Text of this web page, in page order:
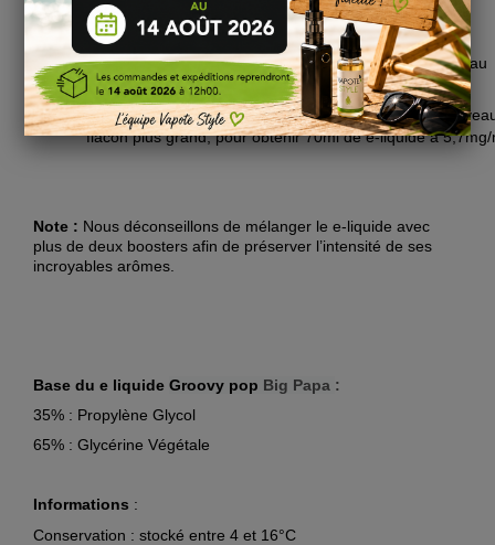
Vous pourrez alors :
· ajouter unbooster de nicotine au flacon pour obtenir au
total 60ml de e-liquide nicotiné à 3.3mg/ml,
·
mélanger le e-liquide avec deux boosters dans un
flacon plus grand, pour obtenir 70ml de e-liquide à 5,7mg/
Note : Nous déconseillons de mélanger le e-liquide avec
plus de deux boosters afin de préserver l’intensité de ses
incroyables arômes.
Base du e liquide Groovy pop Big Papa :
35% : Propylène Glycol
65% : Glycérine Végétale
Informations :
Conservation : stocké entre 4 et 16°C